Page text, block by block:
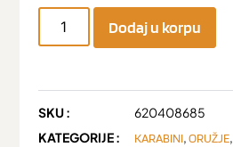
Dodaj u korpu
SKU :
620408685
KATEGORIJE :
KARABINI,ORUŽJE,